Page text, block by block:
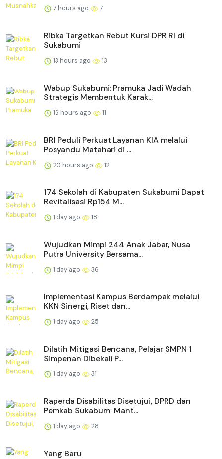
7 hours ago 7
Ribka Targetkan Rebut Kursi DPR RI di
Sukabumi
13 hours ago 13
Wabup Sukabumi: Pramuka Jadi Wadah
Strategis Membentuk Karak...
16 hours ago 11
BRI Peduli Perkuat Layanan KIA melalui
Posyandu Matahari di ...
20 hours ago 12
174 Sekolah di Kabupaten Sukabumi Dapat
Revitalisasi Rp154 M...
1 day ago 18
Wujudkan Mimpi 244 Anak Jabar, Nusa
Putra University Bersama...
1 day ago 36
Implementasi Kampus Berdampak melalui
KKN Sinergi, Riset dan...
1 day ago 25
Dilatih Mitigasi Bencana, Pelajar SMPN 1
Simpenan Dibekali P...
1 day ago 31
Raperda Disabilitas Disetujui, DPRD dan
Pemkab Sukabumi Mant...
1 day ago 28
Yang Baru